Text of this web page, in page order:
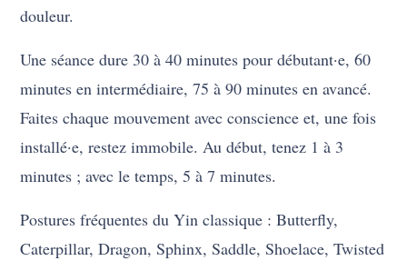
douleur.
Une séance dure 30 à 40 minutes pour débutant·e, 60
minutes en intermédiaire, 75 à 90 minutes en avancé.
Faites chaque mouvement avec conscience et, une fois
installé·e, restez immobile. Au début, tenez 1 à 3
minutes ; avec le temps, 5 à 7 minutes.
Postures fréquentes du Yin classique : Butterfly,
Caterpillar, Dragon, Sphinx, Saddle, Shoelace, Twisted